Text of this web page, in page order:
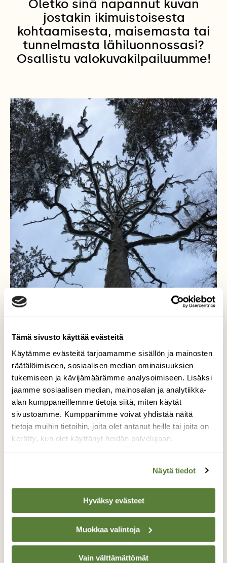
Tämä sivusto käyttää evästeitä
Käytämme evästeitä tarjoamamme sisällön ja mainosten
räätälöimiseen, sosiaalisen median ominaisuuksien
tukemiseen ja kävijämäärämme analysoimiseen. Lisäksi
jaamme sosiaalisen median, mainosalan ja analytiikka-
alan kumppaneillemme tietoja siitä, miten käytät
sivustoamme. Kumppanimme voivat yhdistää näitä
tietoja muihin tietoihin, joita olet antanut heille tai joita on
kerätty, kun olet käyttänyt heidän palvelujaan.
Näytä tiedot
Hyväksy evästeet
Muokkaa valintoja
Vain välttämättömät
Oletko sinä napannut kuvan
jostakin ikimuistoisesta
kohtaamisesta, maisemasta tai
tunnelmasta lähiluonnossasi?
Osallistu valokuvakilpailuumme!
Kelon kauneutta
lumikerros. Puu n. kilometrin päässä kotoa
Tampereen Leinolassa.
Kuvaaja: Katriina Lehti
Kilpailun etusivulle